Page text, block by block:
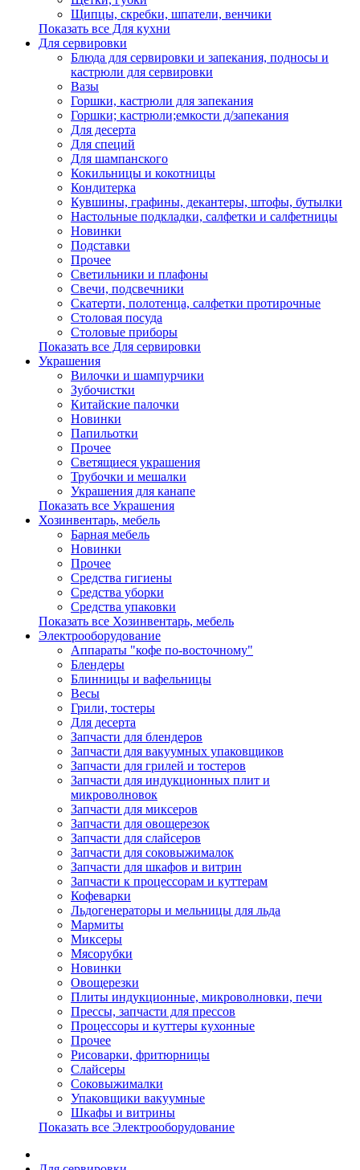
Щипцы, скребки, шпатели, венчики
Показать все Для кухни
Для сервировки
Блюда для сервировки и запекания, подносы и
кастрюли для сервировки
Вазы
Горшки, кастрюли для запекания
Горшки; кастрюли;емкости д/запекания
Для десерта
Для специй
Для шампанского
Кокильницы и кокотницы
Кондитерка
Кувшины, графины, декантеры, штофы, бутылки
Настольные подкладки, салфетки и салфетницы
Новинки
Подставки
Прочее
Светильники и плафоны
Свечи, подсвечники
Скатерти, полотенца, салфетки протирочные
Столовая посуда
Столовые приборы
Показать все Для сервировки
Украшения
Вилочки и шампурчики
Зубочистки
Китайские палочки
Новинки
Папильотки
Прочее
Светящиеся украшения
Трубочки и мешалки
Украшения для канапе
Показать все Украшения
Хозинвентарь, мебель
Барная мебель
Новинки
Прочее
Средства гигиены
Средства уборки
Средства упаковки
Показать все Хозинвентарь, мебель
Электрооборудование
Аппараты "кофе по-восточному"
Блендеры
Блинницы и вафельницы
Весы
Грили, тостеры
Для десерта
Запчасти для блендеров
Запчасти для вакуумных упаковщиков
Запчасти для грилей и тостеров
Запчасти для индукционных плит и
микроволновок
Запчасти для миксеров
Запчасти для овощерезок
Запчасти для слайсеров
Запчасти для соковыжималок
Запчасти для шкафов и витрин
Запчасти к процессорам и куттерам
Кофеварки
Льдогенераторы и мельницы для льда
Мармиты
Миксеры
Мясорубки
Новинки
Овощерезки
Плиты индукционные, микроволновки, печи
Прессы, запчасти для прессов
Процессоры и куттеры кухонные
Прочее
Рисоварки, фритюрницы
Слайсеры
Соковыжималки
Упаковщики вакуумные
Шкафы и витрины
Показать все Электрооборудование